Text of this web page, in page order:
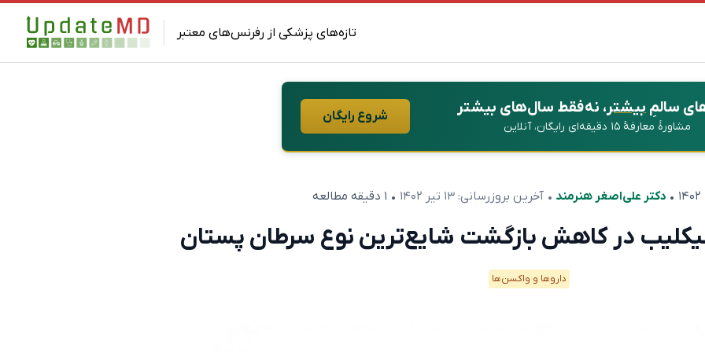
تازه‌های پزشکی از رفرنس‌های معتبر
سالمِبیشتر، نه فقط سال‌های بیشتر
مشاورهٔ معارفهٔ ۱۵ دقیقه‌ای رایگان، آنلاین
شروع رایگان
• دکتر علی‌اصغر هنرمند • آخرین بروزرسانی: ۱۳ تیر ۱۴۰۲ • ۱ دقیقه مطالعه
در کاهش بازگشت شایع‌ترین نوع سرطان پستان
دارو‌ها و واکسن‌ها